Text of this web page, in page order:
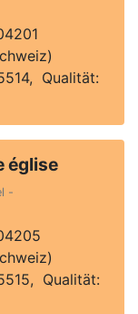
Qualität:
église
-
Qualität: